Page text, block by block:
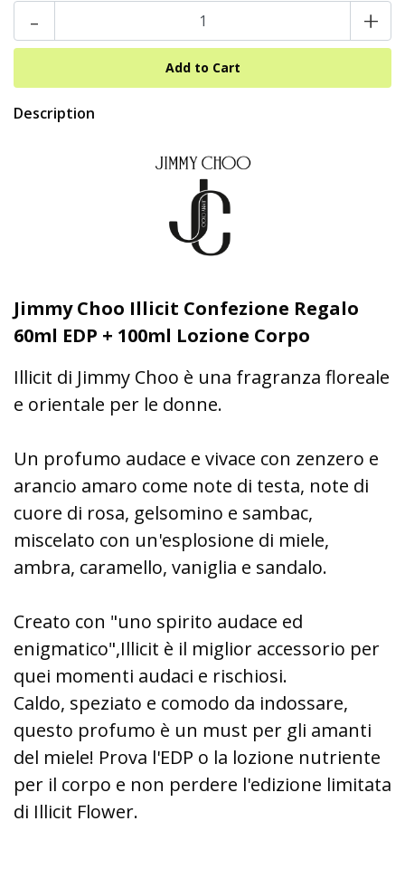
- +
Description
Jimmy Choo Illicit Confezione Regalo
60ml EDP + 100ml Lozione Corpo
Illicit di Jimmy Choo è una fragranza floreale
e orientale per le donne.
Un profumo audace e vivace con zenzero e
arancio amaro come note di testa, note di
cuore di rosa, gelsomino e sambac,
miscelato con un'esplosione di miele,
ambra, caramello, vaniglia e sandalo.
Creato con "uno spirito audace ed
enigmatico",Illicit è il miglior accessorio per
quei momenti audaci e rischiosi.
Caldo, speziato e comodo da indossare,
questo profumo è un must per gli amanti
del miele! Prova l'EDP o la lozione nutriente
per il corpo e non perdere l'edizione limitata
di Illicit Flower.